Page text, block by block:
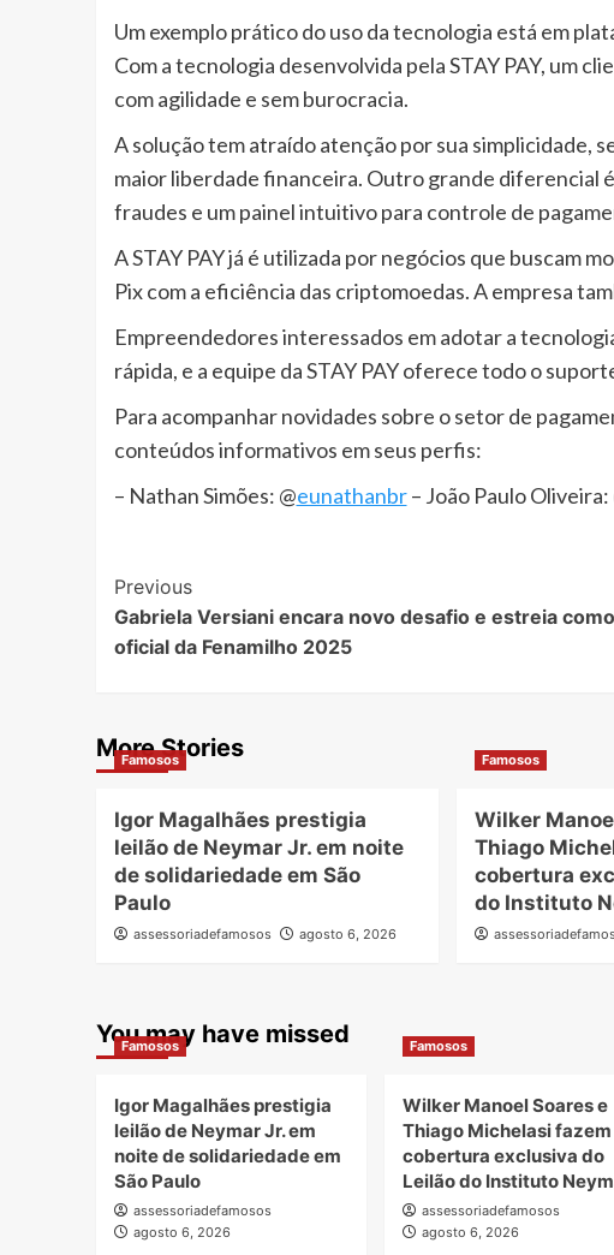
Um exemplo prático do uso da tecnologia está em
Com a tecnologia desenvolvida pela STAY PAY, um
com agilidade e sem burocracia.
A solução tem atraído atenção por sua simplicidade,
maior liberdade financeira. Outro grande diferencial
fraudes e um painel intuitivo para controle de
A STAY PAY já é utilizada por negócios que buscam
Pix com a eficiência das criptomoedas. A empresa
Empreendedores interessados em adotar a
rápida, e a equipe da STAY PAY oferece todo o
Para acompanhar novidades sobre o setor de
conteúdos informativos em seus perfis:
– Nathan Simões: @eunathanbr– João Paulo Oliveira:
Post
Navigation
Previous
Gabriela Versiani encara novo desafio e estreia
oficial da Fenamilho 2025
More Stories
Famosos
Igor Magalhães prestigia
leilão de Neymar Jr. em noite
de solidariedade em São
Paulo
assessoriadefamosos agosto 6, 2026
Famosos
Wilker
Thiago
cobertura
do Instituto
You may have missed
Famosos
Igor Magalhães prestigia
leilão de Neymar Jr. em
noite de solidariedade em
São Paulo
assessoriadefamosos
agosto 6, 2026
Famosos
Wilker Manoel Soares e
Thiago Michelasi fazem
cobertura exclusiva do
Leilão do Instituto
assessoriadefamosos
agosto 6, 2026